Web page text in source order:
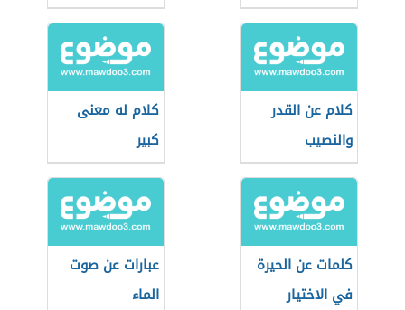
كلام عن القدر
والنصيب
كلام له معنى
كبير
كلمات عن الحيرة
في الاختيار
عبارات عن صوت
الماء